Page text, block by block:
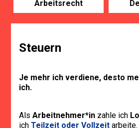
Arbeitsrecht
Steuern
Je mehr ich verdiene, desto
ich.
AlsArbeitnehmer*in zahle ich
ichTeilzeit oder Vollzeit arbeite.